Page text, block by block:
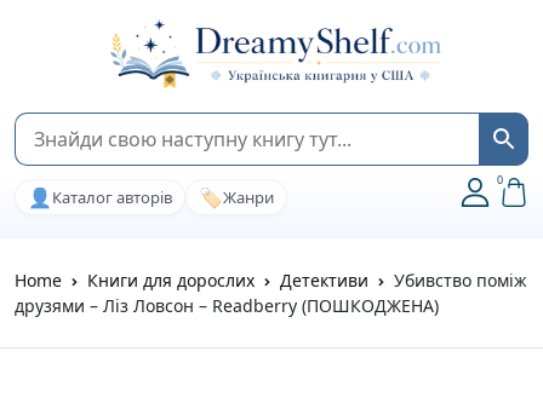
👤 Каталог авторів 🏷️Жанри
0
Home Книги для дорослих Детективи
Убивство поміж
друзями – Ліз Ловсон – Readberry (ПОШКОДЖЕНА)